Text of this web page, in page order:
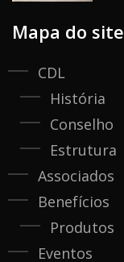
Mapa do site
CDL
História
Conselho
Estrutura
Associados
Benefícios
Produtos
Eventos